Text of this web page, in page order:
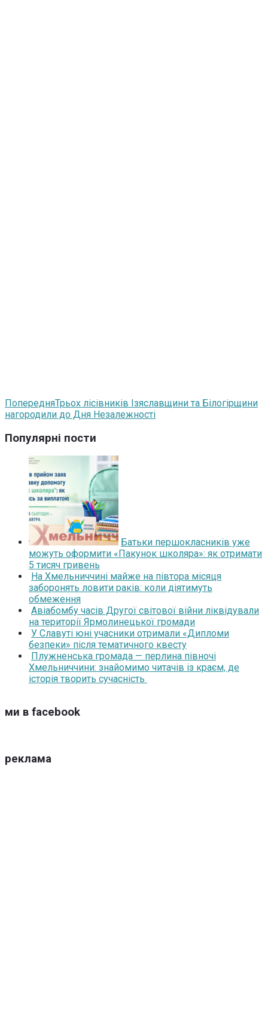
ПопередняТрьох лісівників Ізяславщини та Білогірщини
нагородили до Дня Незалежності
Популярні пости
Батьки першокласників уже
можуть оформити «Пакунок школяра»: як отримати
5 тисяч гривень
На Хмельниччині майже на півтора місяця
заборонять ловити раків: коли діятимуть
обмеження
Авіабомбу часів Другої світової війни ліквідували
на території Ярмолинецької громади
У Славуті юні учасники отримали «Дипломи
безпеки» після тематичного квесту
Плужненська громада — перлина півночі
Хмельниччини: знайомимо читачів із краєм, де
історія творить сучасність
ми в facebook
реклама